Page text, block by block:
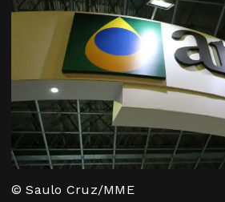
© Saulo Cruz/MME